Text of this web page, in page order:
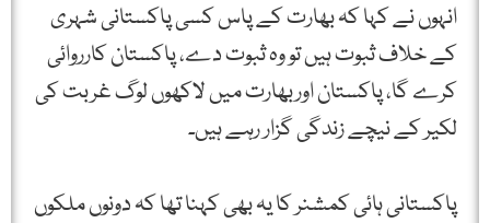
انہوں نے کہا کہ بھارت کے پاس کسی پاکستانی شہری
کے خلاف ثبوت ہیں تو وہ ثبوت دے، پاکستان کارروائی
کرے گا، پاکستان اوربھارت میں لاکھوں لوگ غربت کی
لکیر کے نیچے زندگی گزار رہے ہیں۔
پاکستانی ہائی کمشنر کا یہ بھی کہنا تھا کہ دونوں ملکوں